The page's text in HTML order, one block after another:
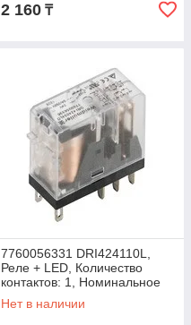
2 160 ₸
7760056331 DRI424110L,
Реле + LED, Количество
контактов: 1, Номинальное
напряжение: 110 В DC
Нет в наличии